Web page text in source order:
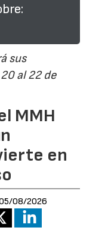
sus
al 22 de
MMH
en
08/2026